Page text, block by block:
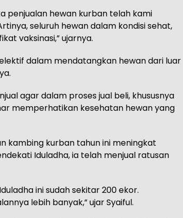
penjualan hewan kurban telah kami
seluruh hewan dalam kondisi sehat,
vaksinasi,” ujarnya.
dalam mendatangkan hewan dari luar
agar dalam proses jual beli, khususnya
memperhatikan kesehatan hewan yang
kambing kurban tahun ini meningkat
Iduladha, ia telah menjual ratusan
ini sudah sekitar 200 ekor.
lebih banyak,” ujar Syaiful.